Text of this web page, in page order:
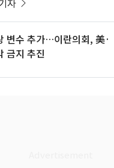
자
변수 추가…이란의회, 美·
금지 추진